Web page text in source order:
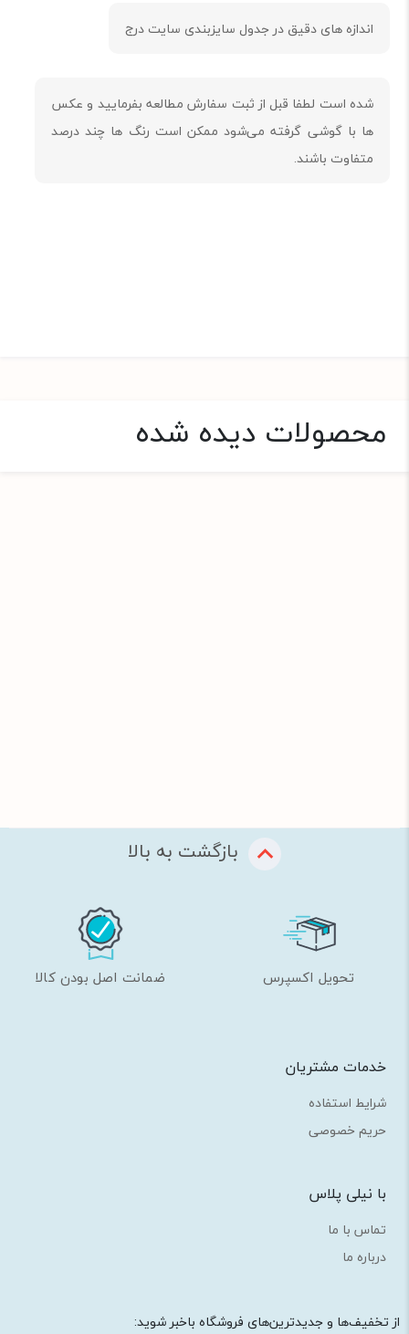
شده است لطفا قبل از ثبت سفارش مطالعه بفرمایید و عکس
ها با گوشی گرفته می‌شود ممکن است رنگ ها چند درصد
متفاوت باشند.
محصولات دیده شده
بازگشت به بالا
تحویل اکسپرس ضمانت اصل بودن کالا
خدمات مشتریان
شرایط استفاده
حریم خصوصی
با نیلی پلاس
تماس با ما
درباره ما
از تخفیف‌ها و جدیدترین‌های فروشگاه باخبر شوید: